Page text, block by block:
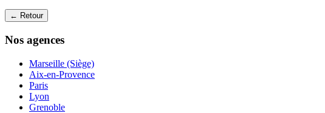
← Retour
Nos agences
Marseille (Siège)
Aix-en-Provence
Paris
Lyon
Grenoble